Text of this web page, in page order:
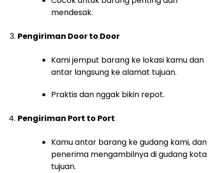
mendesak.
Pengiriman Door to Door
Kami jemput barang ke lokasi kamu dan
antar langsung ke alamat tujuan.
Praktis dan nggak bikin repot.
Pengiriman Port to Port
Kamu antar barang ke gudang kami, dan
penerima mengambilnya di gudang kota
tujuan.